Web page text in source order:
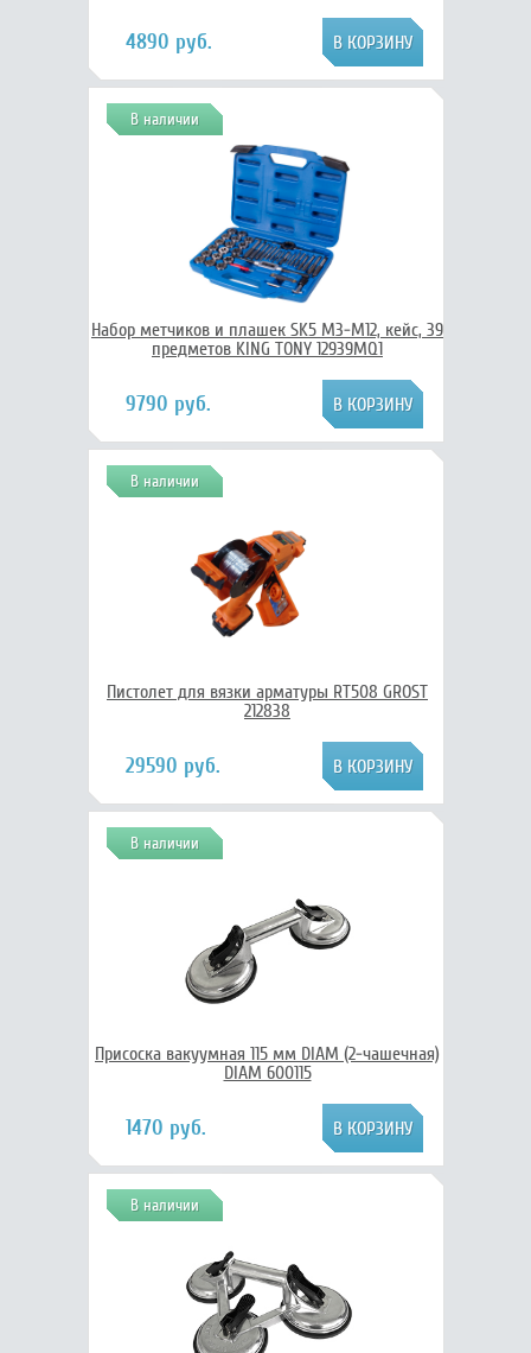
4890 руб.
В наличии
Набор метчиков и плашек SK5 M3-M12, кейс, 39
предметов KING TONY 12939MQ1
9790 руб.
В наличии
Пистолет для вязки арматуры RT508 GROST
212838
29590 руб.
В наличии
Присоска вакуумная 115 мм DIAM (2-чашечная)
DIAM 600115
1470 руб.
В наличии